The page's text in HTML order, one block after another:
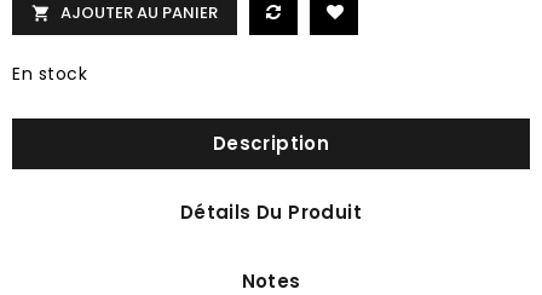
 AJOUTER AU PANIER
En stock
Description
Détails Du Produit
Notes